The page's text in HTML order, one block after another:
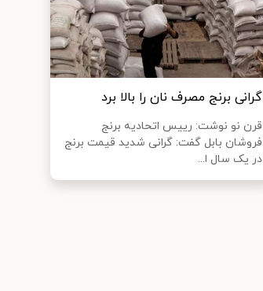
گرانی برنج مصرف نان را بالا برد
قرن نو نوشت: رییس اتحادیه برنج
فروشان بابل گفت: گرانی شدید قیمت برنج
در یک سال ا...